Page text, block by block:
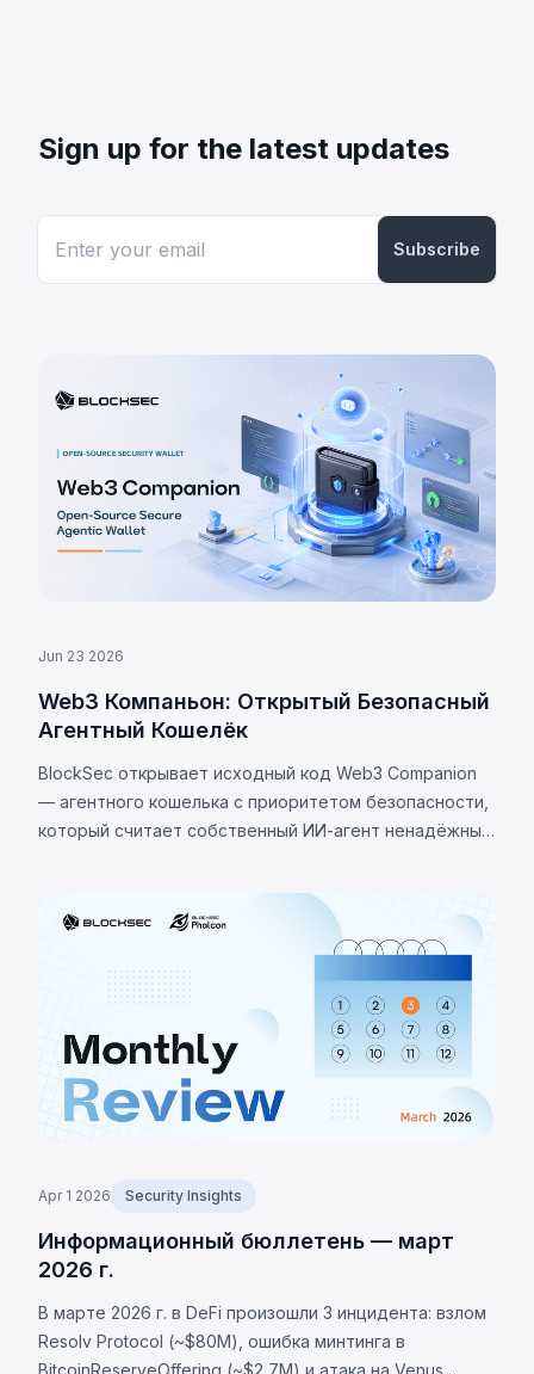
Sign up for the latest updates
Subscribe
Jun 23 2026
Web3 Компаньон: Открытый Безопасный
Агентный Кошелёк
BlockSec открывает исходный код Web3 Companion
— агентного кошелька с приоритетом безопасности,
который считает собственный ИИ-агент ненадёжным
Apr 1 2026 Security Insights
Информационный бюллетень — март
2026 г.
В марте 2026 г. в DeFi произошли 3 инцидента: взлом
Resolv Protocol (~$80М), ошибка минтинга в
BitcoinReserveOffering (~$2,7М) и атака на Venus